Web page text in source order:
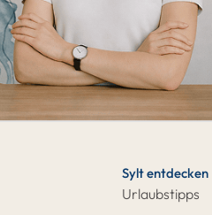
Sylt entdecken
Urlaubstipps